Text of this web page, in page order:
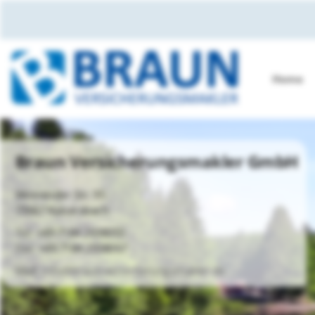
Home
Braun Versicherungsmakler GmbH
Winnender Str. 95
73667 Kaisersbach
+49 7184 2938055
+49 7184 2938057
info@braun-versicherungsmakler.de